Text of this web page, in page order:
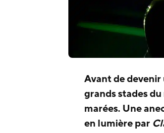
Avant de
grands stades
marées. Une
en lumière par